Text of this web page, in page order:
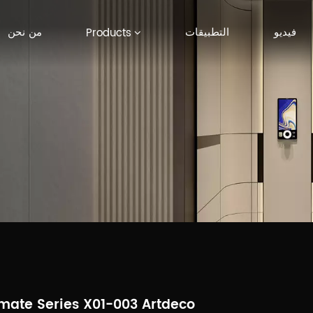
من نحن Products التطبيقات فيديو
Series X01-003 Artdeco